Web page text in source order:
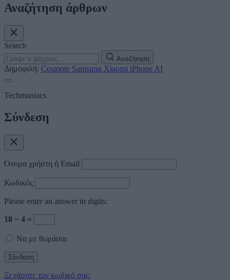
Αναζήτηση άρθρων
Search
Αναζήτηση
Δημοφιλή: Cosmote Samsung Xiaomi iPhone AI
Techmaniacs
Σύνδεση
Όνομα χρήστη ή Email
Κωδικός
Please enter an answer in digits:
18 − 4 =
Να με θυμάσαι
Ξεχάσατε τον κωδικό σας;